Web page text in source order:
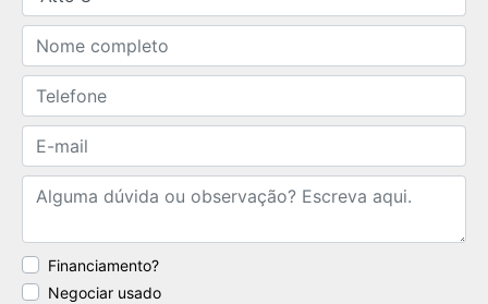
Financiamento?
Negociar usado